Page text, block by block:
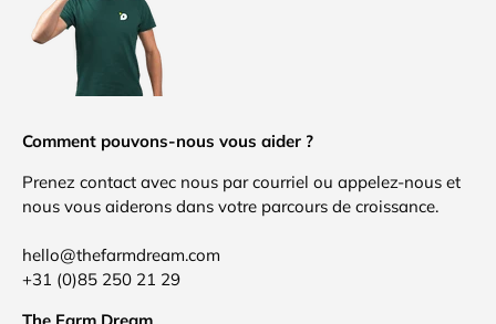
Comment pouvons-nous vous aider ?
Prenez contact avec nous par courriel ou appelez-nous et
nous vous aiderons dans votre parcours de croissance.
hello@thefarmdream.com
+31 (0)85 250 21 29